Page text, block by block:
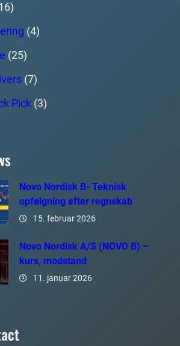
(4)
(25)
(7)
Pick (3)
Novo Nordisk B- Teknisk
opfølgning efter regnskab
15. februar 2026
Novo Nordisk A/S (NOVO B) –
kurs, modstand
11. januar 2026